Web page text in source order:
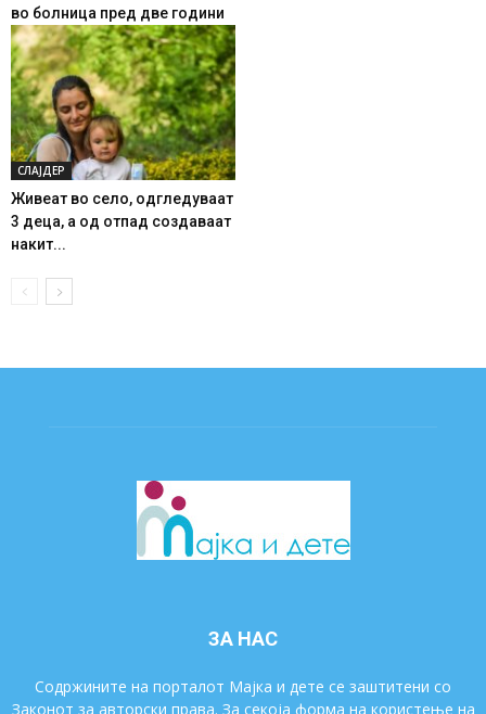
во болница пред две години
СЛАЈДЕР
Живеат во село, одгледуваат
3 деца, а од отпад создаваат
накит...
ЗА НАС
Содржините на порталот Мајка и дете се заштитени со
Законот за авторски права. За секоја форма на користење на